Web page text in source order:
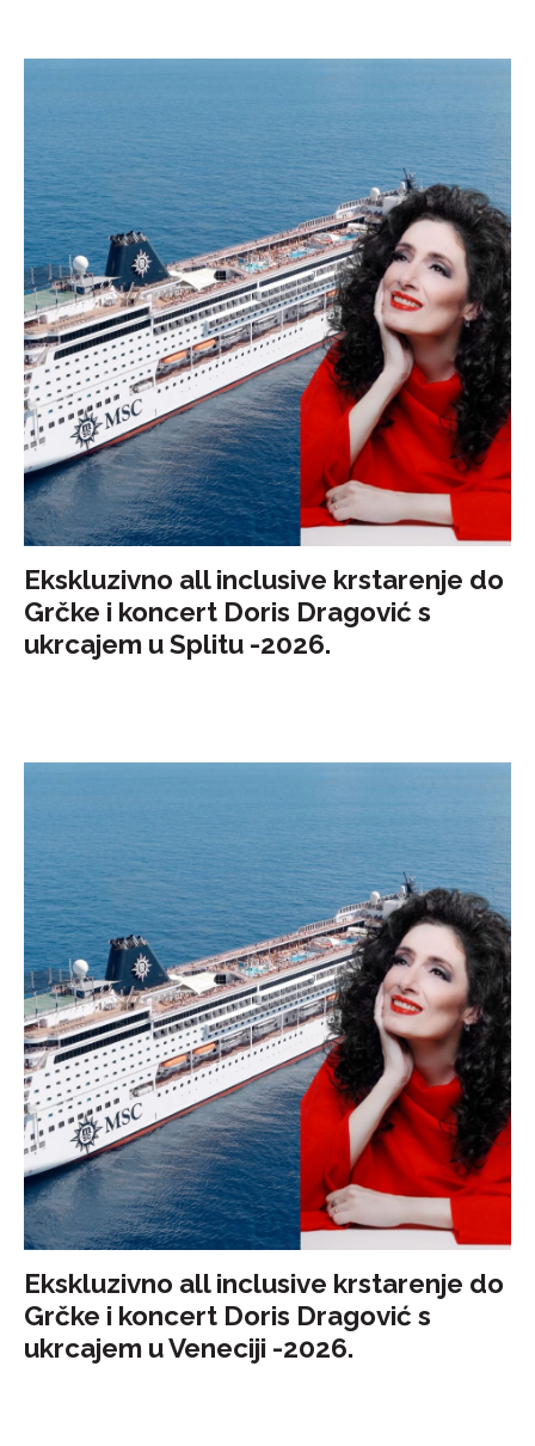
Ekskluzivno all inclusive krstarenje do
Grčke i koncert Doris Dragović s
ukrcajem u Splitu -2026.
Ekskluzivno all inclusive krstarenje do
Grčke i koncert Doris Dragović s
ukrcajem u Veneciji -2026.